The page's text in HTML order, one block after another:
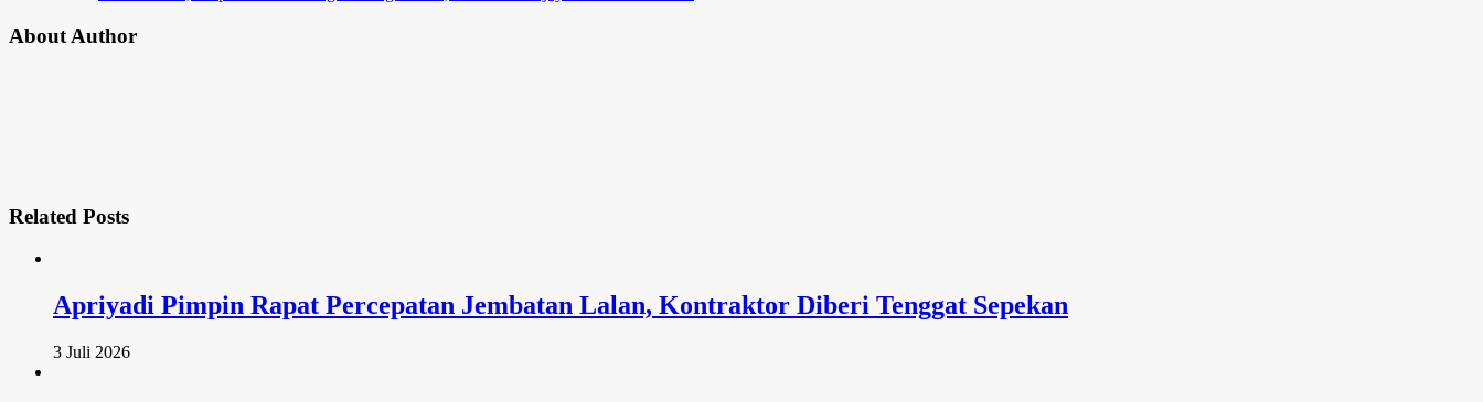
About Author
Related Posts
Apriyadi Pimpin Rapat Percepatan Jembatan Lalan, Kontraktor Diberi Tenggat Sepekan
3 Juli 2026